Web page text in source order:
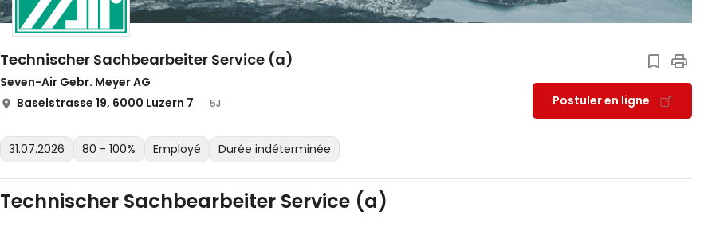
Technischer Sachbearbeiter Service (a)
Seven-Air Gebr. Meyer AG
Baselstrasse 19, 6000 Luzern 7
5J Postuler en ligne
31.07.2026 80 - 100% Employé Durée indéterminée
Technischer Sachbearbeiter Service (a)